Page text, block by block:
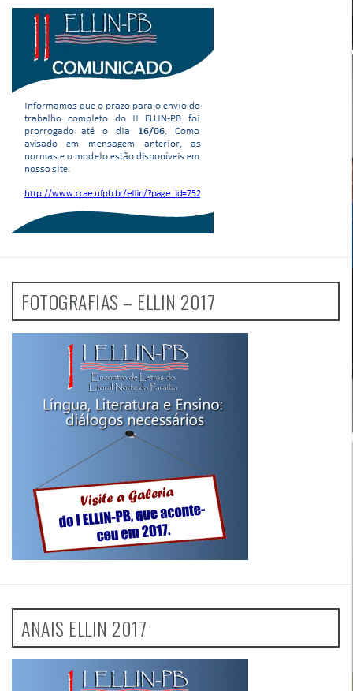
FOTOGRAFIAS – ELLIN 2017
ANAIS ELLIN 2017